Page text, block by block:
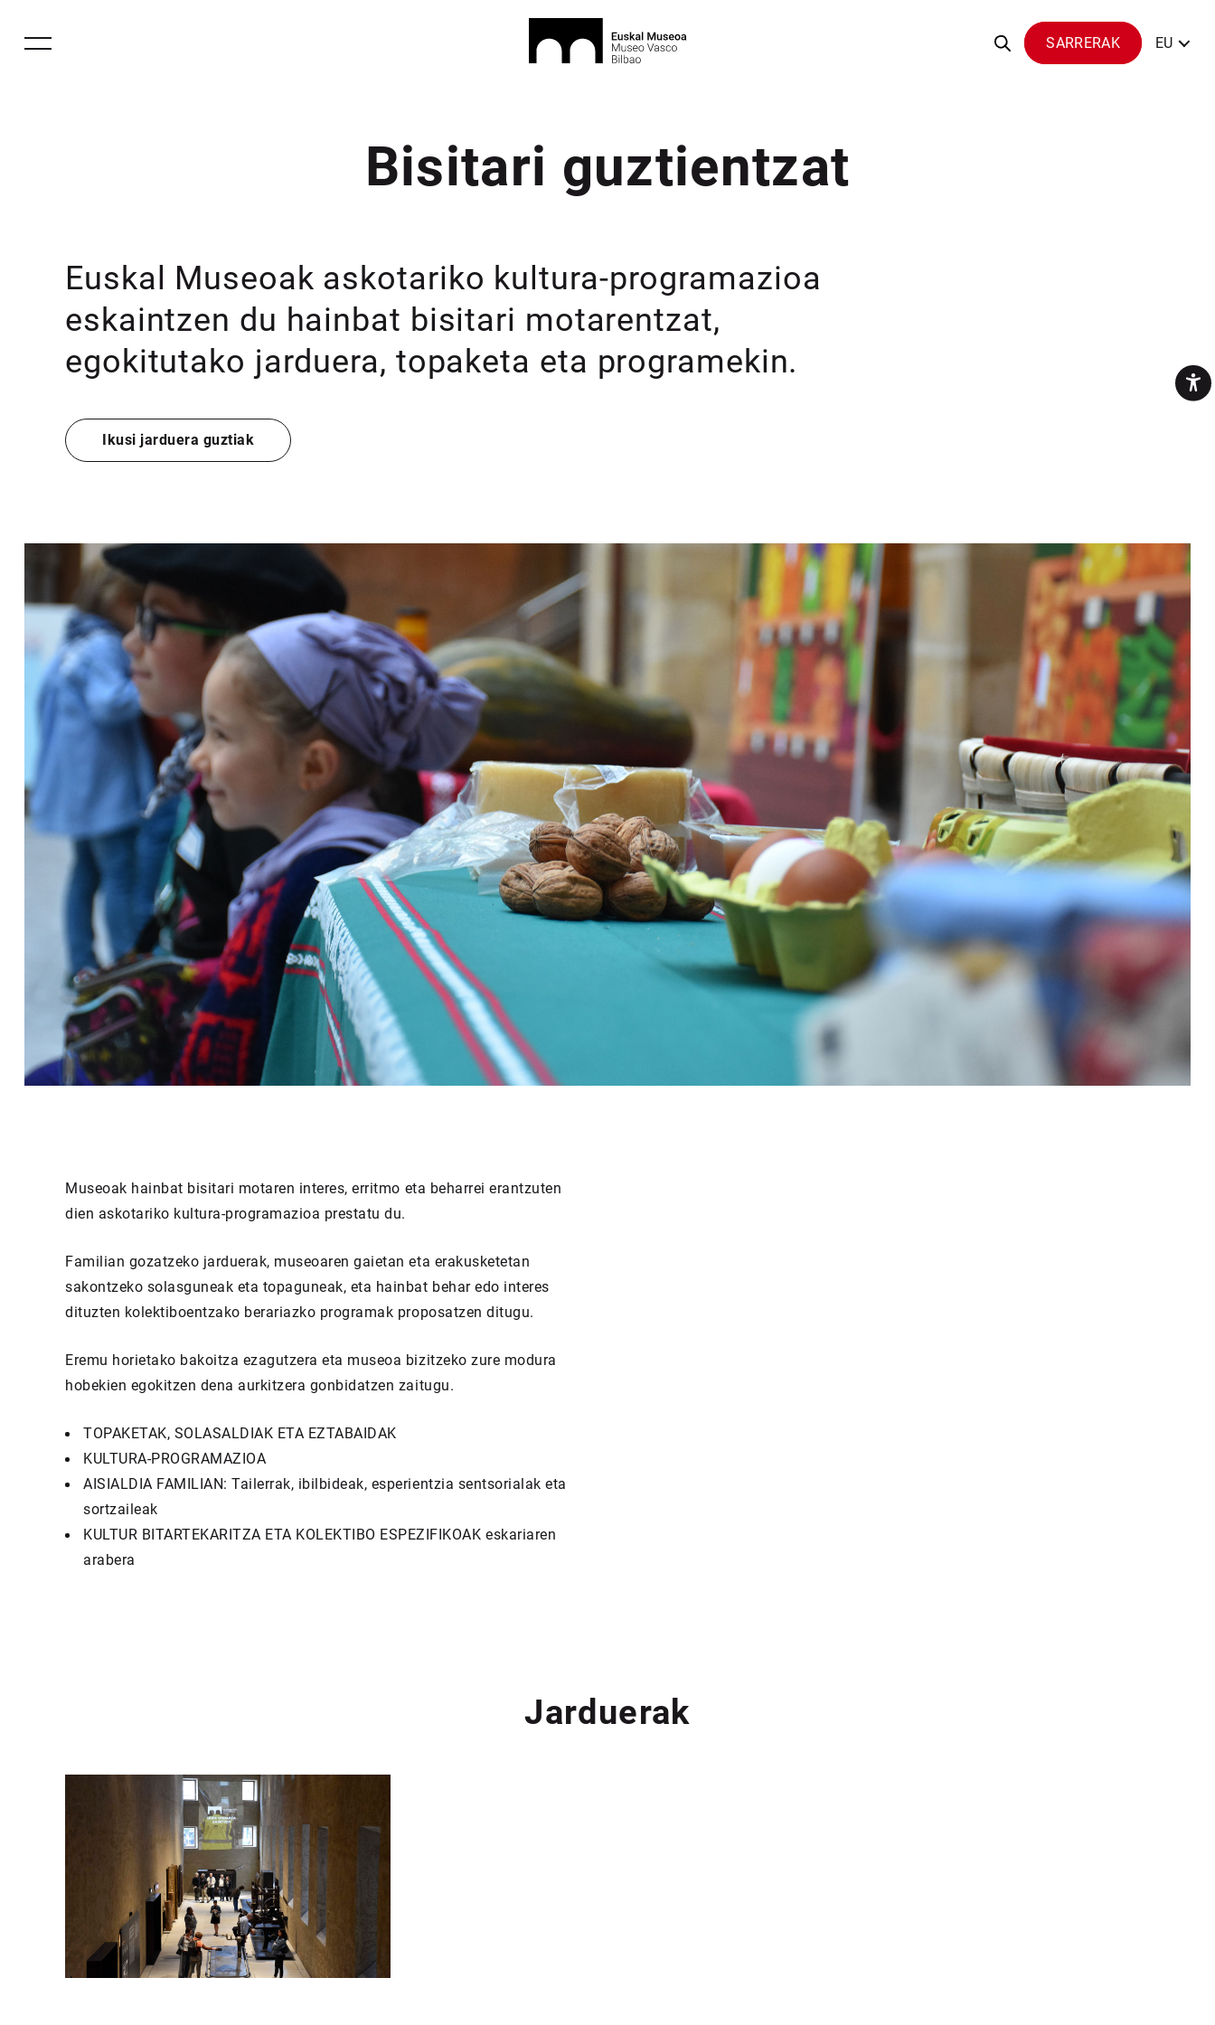
SARRERAK EU
Bisitari guztientzat
Euskal Museoak askotariko kultura-programazioa
eskaintzen du hainbat bisitari motarentzat,
egokitutako jarduera, topaketa eta programekin.
Ikusi jarduera guztiak
Museoak hainbat bisitari motaren interes, erritmo eta beharrei erantzuten
dien askotariko kultura-programazioa prestatu du.
Familian gozatzeko jarduerak, museoaren gaietan eta erakusketetan
sakontzeko solasguneak eta topaguneak, eta hainbat behar edo interes
dituzten kolektiboentzako berariazko programak proposatzen ditugu.
Eremu horietako bakoitza ezagutzera eta museoa bizitzeko zure modura
hobekien egokitzen dena aurkitzera gonbidatzen zaitugu.
TOPAKETAK, SOLASALDIAK ETA EZTABAIDAK
KULTURA-PROGRAMAZIOA
AISIALDIA FAMILIAN: Tailerrak, ibilbideak, esperientzia sentsorialak eta
sortzaileak
KULTUR BITARTEKARITZA ETA KOLEKTIBO ESPEZIFIKOAK eskariaren
arabera
Jarduerak